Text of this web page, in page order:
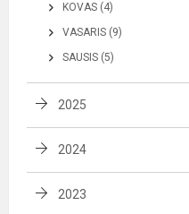
KOVAS (4)
VASARIS (9)
SAUSIS (5)
2025
2024
2023